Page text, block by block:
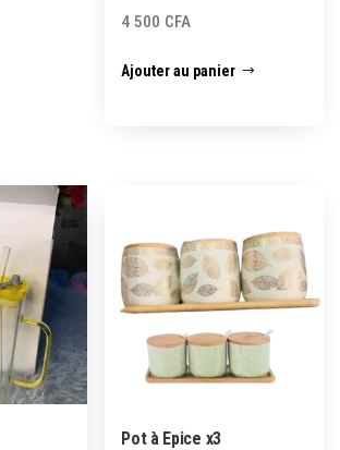
4 500 CFA
Ajouter au panier
Pot à Epice x3